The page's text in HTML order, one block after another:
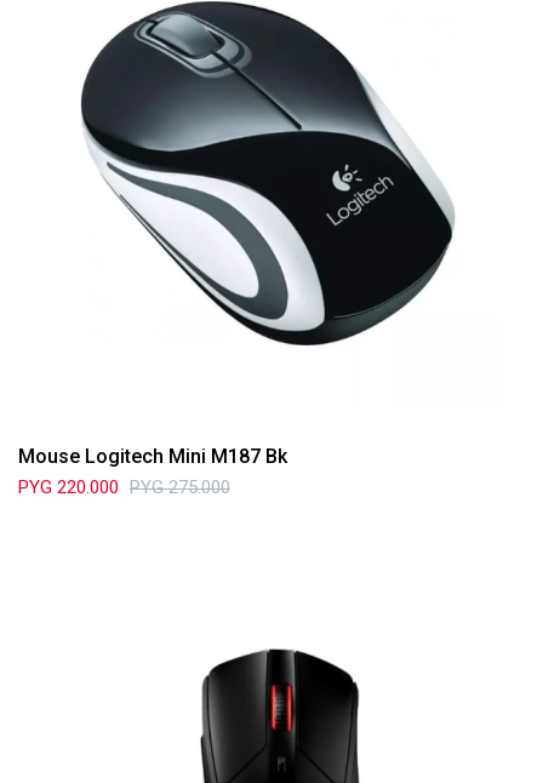
Mouse Logitech Mini M187 Bk
PYG 220.000 PYG 275.000